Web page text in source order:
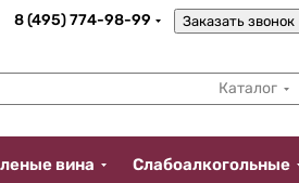
8 (495) 774-98-99 Заказать звонок
Каталог
вина Слабоалкогольные